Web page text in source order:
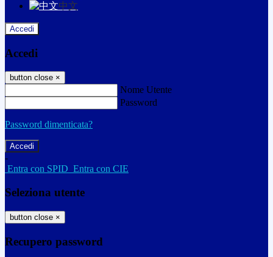
中文
Accedi
Accedi
button close ×
Nome Utente
Password
Password dimenticata?
-
Entra con SPID Entra con CIE
Seleziona utente
button close ×
Recupero password